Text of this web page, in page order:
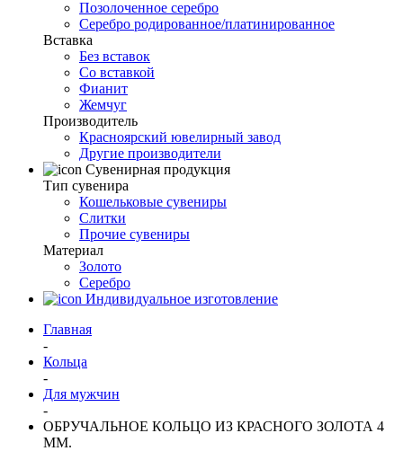
Позолоченное серебро
Серебро родированное/платинированное
Вставка
Без вставок
Со вставкой
Фианит
Жемчуг
Производитель
Красноярский ювелирный завод
Другие производители
Сувенирная продукция
Тип сувенира
Кошельковые сувениры
Слитки
Прочие сувениры
Материал
Золото
Серебро
Индивидуальное изготовление
Главная
-
Кольца
-
Для мужчин
-
ОБРУЧАЛЬНОЕ КОЛЬЦО ИЗ КРАСНОГО ЗОЛОТА 4
ММ.